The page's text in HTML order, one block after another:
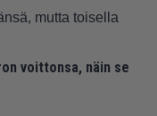
mutta toisella
voittonsa, näin se